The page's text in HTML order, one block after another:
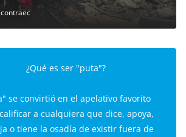
¿Qué es ser "puta"?
se convirtió en el apelativo favorito
a cualquiera que dice, apoya,
o tiene la osadía de existir fuera de